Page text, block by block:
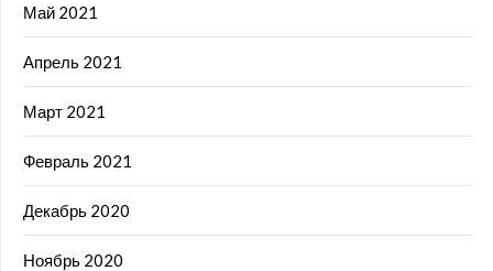
Май 2021
Апрель 2021
Март 2021
Февраль 2021
Декабрь 2020
Ноябрь 2020